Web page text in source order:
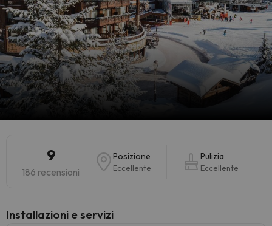
9
186 recensioni
Posizione
Eccellente
Pulizia
Eccellente
Installazioni e servizi